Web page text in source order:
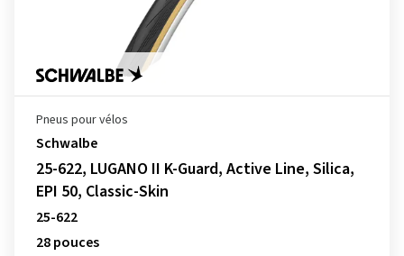
Pneus pour vélos
Schwalbe
25-622, LUGANO II K-Guard, Active Line, Silica,
EPI 50, Classic-Skin
25-622
28 pouces